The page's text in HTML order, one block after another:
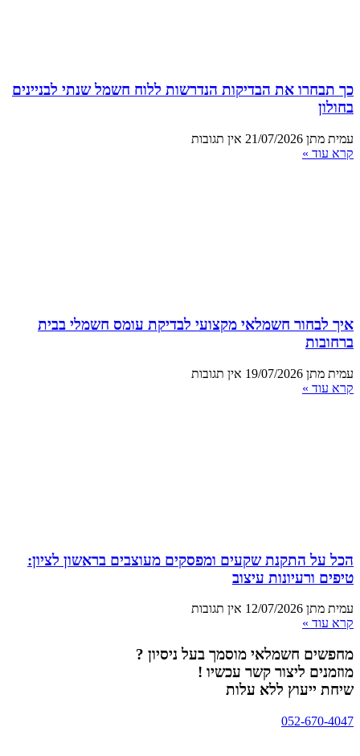
כך תבחרו את הבדיקות הנדרשות ללוח חשמל שנתי לבניינים
בחולון
עמית מתן 21/07/2026 אין תגובות
קרא עוד »
איך לבחור חשמלאי מקצועי לבדיקת עומס חשמלי בבית
ברחובות
עמית מתן 19/07/2026 אין תגובות
קרא עוד »
הכל על התקנת שקעים ומפסקים מעוצבים בראשון לציון:
טיפים ורעיונות עיצוב
עמית מתן 12/07/2026 אין תגובות
קרא עוד »
מחפשים חשמלאי מוסמך בעל ניסיון ?
מוזמנים ליצור קשר עכשיו !
שיחת ייעוץ ללא עלות
052-670-4047